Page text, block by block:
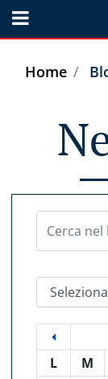
Open menu
Home
Seleziona
L M